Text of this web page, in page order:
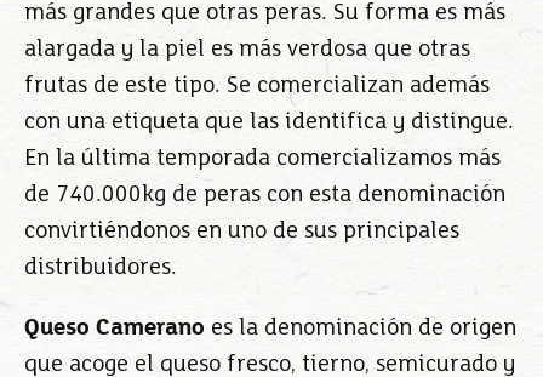
más grandes que otras peras. Su forma es más
alargada y la piel es más verdosa que otras
frutas de este tipo. Se comercializan además
con una etiqueta que las identifica y distingue.
En la última temporada comercializamos más
de 740.000kg de peras con esta denominación
convirtiéndonos en uno de sus principales
distribuidores.
Queso Camerano es la denominación de origen
que acoge el queso fresco, tierno, semicurado y